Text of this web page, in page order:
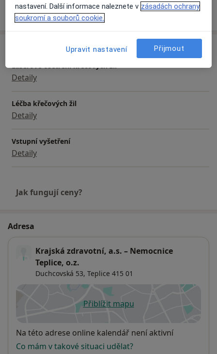
Více
Služby a ceník služeb
Laserové ošetření křečových žil
Detaily
Léčba křečových žil
Detaily
Vstupní vyšetření
Detaily
Jak fungují ceny?
Adresa
Krajská zdravotní, a.s. – Nemocnice
Teplice, o.z.
Duchcovská 53, Teplice 415 01
Přiblížit mapuse otevře v nové záložce
Dostupnost
Na této adrese online kalendář není aktivní
Co mám v takové situaci udělat?
nastavení. Další informace naleznete v zásadách ochrany
soukromí a souborů cookie.
Upravit nastavení Přijmout